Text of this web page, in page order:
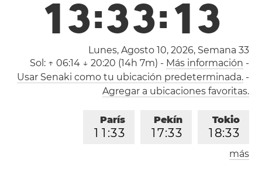
13:33:14
Lunes, Agosto 10, 2026, Semana 33
Sol: ↑ 06:14 ↓ 20:20 (14h 7m) - Más información -
Usar Senaki como tu ubicación predeterminada.-
Agregar a ubicaciones favoritas.
Tokio
1 8:33
Pekín
1 7:33
París
1 1 :33
Londres
más